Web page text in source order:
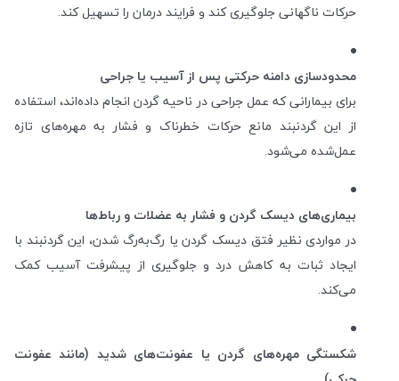
حرکات ناگهانی جلوگیری کند و فرایند درمان را تسهیل کند.
محدودسازی دامنه حرکتی پس از آسیب یا جراحی
برای بیمارانی که عمل جراحی در ناحیه گردن انجام داده‌اند، استفاده
از این گردنبند مانع حرکات خطرناک و فشار به مهره‌های تازه
عمل‌شده می‌شود.
بیماری‌های دیسک گردن و فشار به عضلات و رباط‌ها
در مواردی نظیر فتق دیسک گردن یا رگ‌به‌رگ شدن، این گردنبند با
ایجاد ثبات به کاهش درد و جلوگیری از پیشرفت آسیب کمک
می‌کند.
شکستگی مهره‌های گردن یا عفونت‌های شدید (مانند عفونت